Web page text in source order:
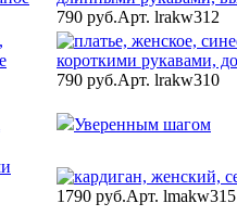
790 руб.Арт. lrakw312
790 руб.Арт. lrakw310
Уверенным шагом
1790 руб.Арт. lmakw315